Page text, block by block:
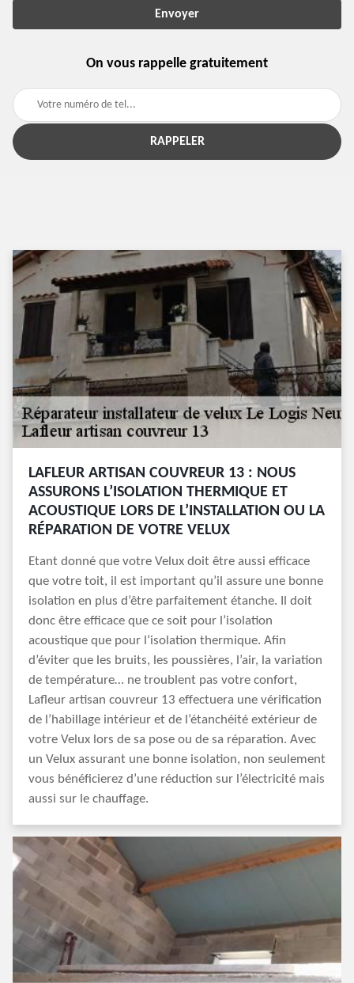
On vous rappelle gratuitement
LAFLEUR ARTISAN COUVREUR 13 : NOUS
ASSURONS L’ISOLATION THERMIQUE ET
ACOUSTIQUE LORS DE L’INSTALLATION OU LA
RÉPARATION DE VOTRE VELUX
Etant donné que votre Velux doit être aussi efficace
que votre toit, il est important qu’il assure une bonne
isolation en plus d’être parfaitement étanche. Il doit
donc être efficace que ce soit pour l’isolation
acoustique que pour l’isolation thermique. Afin
d’éviter que les bruits, les poussières, l’air, la variation
de température… ne troublent pas votre confort,
Lafleur artisan couvreur 13 effectuera une vérification
de l’habillage intérieur et de l’étanchéité extérieur de
votre Velux lors de sa pose ou de sa réparation. Avec
un Velux assurant une bonne isolation, non seulement
vous bénéficierez d’une réduction sur l’électricité mais
aussi sur le chauffage.